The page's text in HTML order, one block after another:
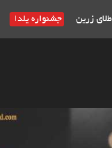
طلای زرین جشنواره یلدا